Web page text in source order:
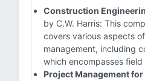
Construction
by C.W. Harris: This
covers various aspects
management, including
which encompasses
Project Management